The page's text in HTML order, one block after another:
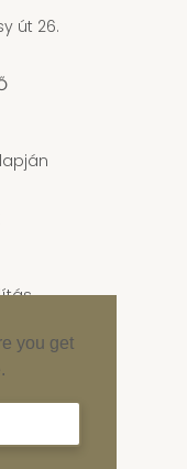
you get
út 26.